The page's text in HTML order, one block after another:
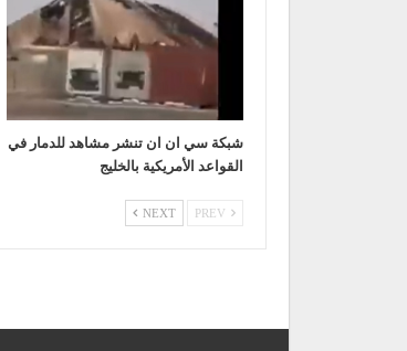
شبكة سي ان ان تنشر مشاهد للدمار في
القواعد الأمريكية بالخليج
NEXT